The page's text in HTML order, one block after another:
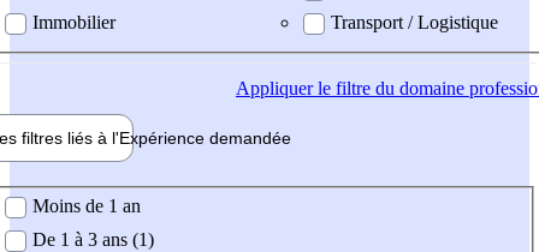
Immobilier
Transport / Logistique
Appliquerle filtre du domaine
filtres liés à l'Expérience demandée
demandée
Moins de 1 an
De 1 à 3 ans (1)